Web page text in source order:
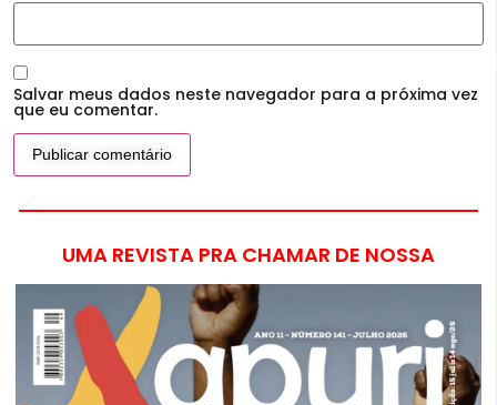
Salvar meus dados neste navegador para a próxima vez
que eu comentar.
UMA REVISTA PRA CHAMAR DE NOSSA